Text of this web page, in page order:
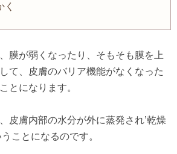
膜が弱くなったり、そもそも膜を上
て、皮膚のバリア機能がなくなった
とになります。
皮膚内部の水分が外に蒸発され’乾燥
ことになるのです。